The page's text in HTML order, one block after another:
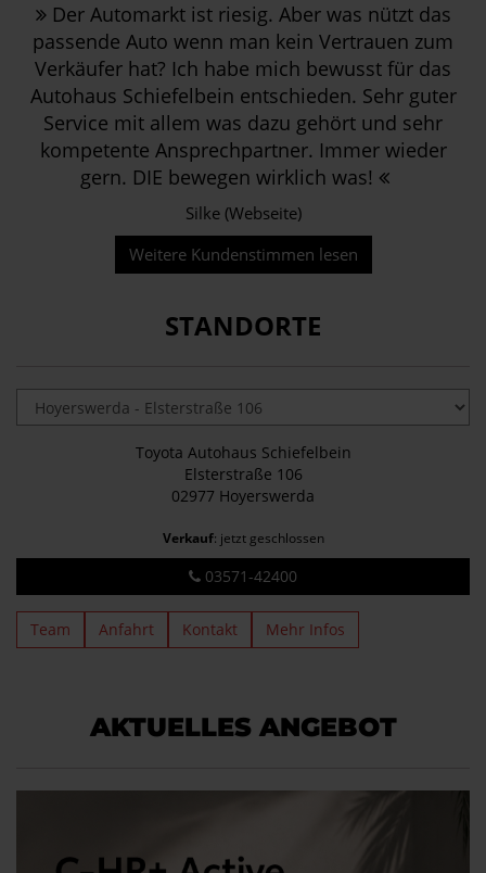
Der Automarkt ist riesig. Aber was nützt das
passende Auto wenn man kein Vertrauen zum
Verkäufer hat? Ich habe mich bewusst für das
Autohaus Schiefelbein entschieden. Sehr guter
Service mit allem was dazu gehört und sehr
kompetente Ansprechpartner. Immer wieder
gern. DIE bewegen wirklich was!
Silke (Webseite)
Weitere Kundenstimmen lesen
STANDORTE
Toyota Autohaus Schiefelbein
Elsterstraße 106
02977 Hoyerswerda
Verkauf: jetzt geschlossen
03571-42400
Team Anfahrt Kontakt Mehr Infos
AKTUELLES ANGEBOT